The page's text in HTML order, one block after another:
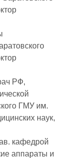
РФ,
ГМУ им.
наук,
кафедрой
аппараты и